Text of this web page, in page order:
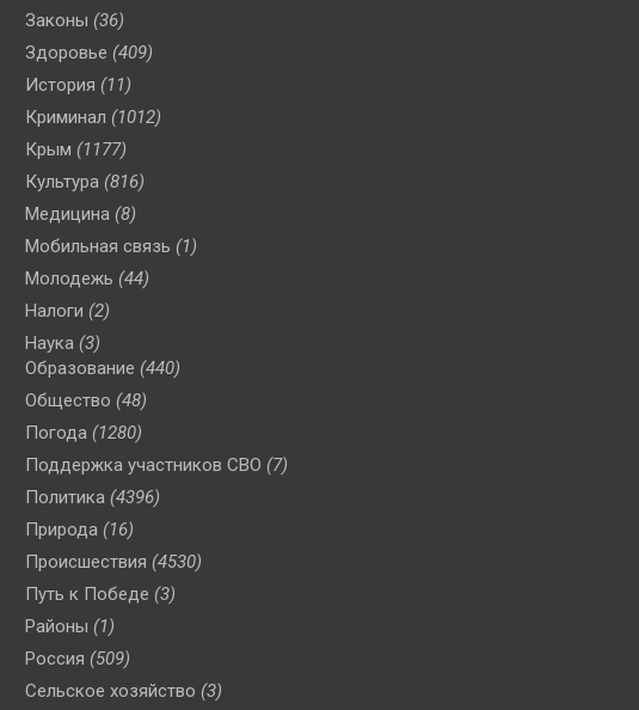
Законы (36)
Здоровье (409)
История (11)
Криминал (1012)
Крым (1177)
Культура (816)
Медицина (8)
Мобильная связь (1)
Молодежь (44)
Налоги (2)
Наука (3)
Образование (440)
Общество (48)
Погода (1280)
Поддержка участников СВО (7)
Политика (4396)
Природа (16)
Происшествия (4530)
Путь к Победе (3)
Районы (1)
Россия (509)
Сельское хозяйство (3)